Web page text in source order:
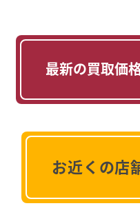
最新の買取価
お近くの店